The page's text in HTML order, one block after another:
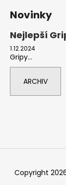
Novinky
Nejlepší
1.12.2024
Gripy...
ARCHIV
Copyright